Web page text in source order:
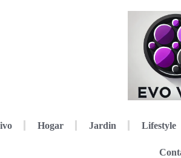
Hogar Jardin Lifestyle